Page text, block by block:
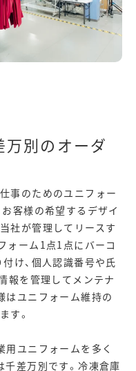
別のオーダ
事のためのユニフォー
お客様の希望するデザイ
社が管理してリースす
ォーム1点1点にバーコ
け、個人認識番号や氏
報を管理してメンテナ
はユニフォーム維持の
す。
用ユニフォームを多く
千差万別です。冷凍倉庫